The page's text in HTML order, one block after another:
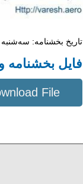
تاریخ بخشنامه: سه‌شنبه 29 مهر 1399 ساعت : 11:36:22 PM
فایل بخشنامه
File